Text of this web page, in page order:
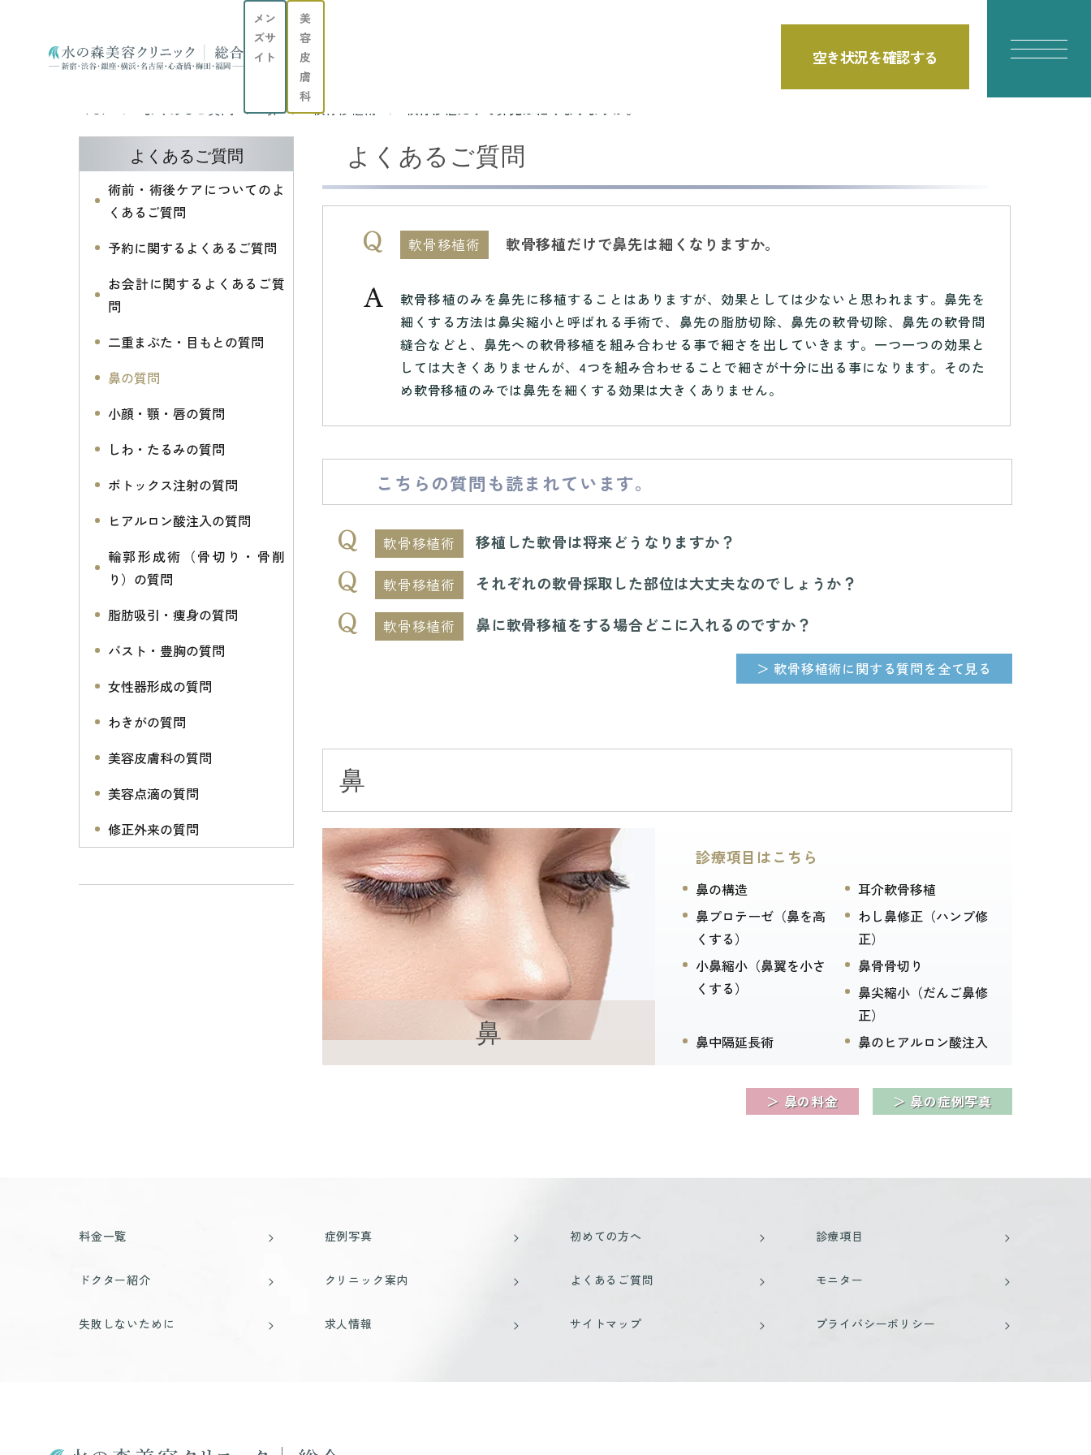
メン
ズサ
イト
美
容
皮
膚
科
空き状況を確認する
TOP よくあるご質問 鼻 軟骨移植術 軟骨移植だけで鼻先は細くなりますか。
よくあるご質問
術前・術後ケアについてのよ
くあるご質問
予約に関するよくあるご質問
お会計に関するよくあるご質
問
二重まぶた・目もとの質問
鼻の質問
小顔・顎・唇の質問
しわ・たるみの質問
ボトックス注射の質問
ヒアルロン酸注入の質問
輪郭形成術（骨切り・骨削
り）の質問
脂肪吸引・痩身の質問
バスト・豊胸の質問
女性器形成の質問
わきがの質問
美容皮膚科の質問
美容点滴の質問
修正外来の質問
よくあるご質問
軟骨移植術 軟骨移植だけで鼻先は細くなりますか。
軟骨移植のみを鼻先に移植することはありますが、効果としては少ないと思われます。鼻先を
細くする方法は鼻尖縮小と呼ばれる手術で、鼻先の脂肪切除、鼻先の軟骨切除、鼻先の軟骨間
縫合などと、鼻先への軟骨移植を組み合わせる事で細さを出していきます。一つ一つの効果と
しては大きくありませんが、4つを組み合わせることで細さが十分に出る事になります。そのた
め軟骨移植のみでは鼻先を細くする効果は大きくありません。
こちらの質問も読まれています。
軟骨移植術 移植した軟骨は将来どうなりますか？
軟骨移植術 それぞれの軟骨採取した部位は大丈夫なのでしょうか？
軟骨移植術 鼻に軟骨移植をする場合どこに入れるのですか？
＞ 軟骨移植術に関する質問を全て見る
鼻
鼻
診療項目はこちら
鼻の構造
耳介軟骨移植
鼻プロテーゼ（鼻を高
くする）
わし鼻修正（ハンプ修
正）
小鼻縮小（鼻翼を小さ
くする）
鼻骨骨切り
鼻尖縮小（だんご鼻修
正）
鼻中隔延長術
鼻のヒアルロン酸注入
＞ 鼻の料金 ＞ 鼻の症例写真
料金一覧 症例写真 初めての方へ 診療項目
ドクター紹介 クリニック案内 よくあるご質問 モニター
失敗しないために 求人情報 サイトマップ プライバシーポリシー